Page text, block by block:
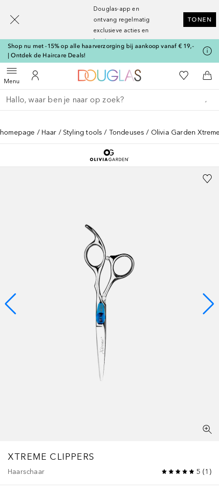
Douglas-app en
ontvang regelmatig
exclusieve acties en
kortingen
TONEN
Shop nu met -15% op alle haarverzorging bij aankoop vanaf € 19,-
| Ontdek de Haircare Deals!
MenuOpen menuNaar Mijn Account
Naar Douglas Home
Naar Mijn
Ga terug
Zoekopdracht uitvoeren
homepage Haar Styling tools Tondeuses Olivia Garden
XTREME CLIPPERS
Haarschaar 5 (1 )
[navigation.slideout.screenreader]